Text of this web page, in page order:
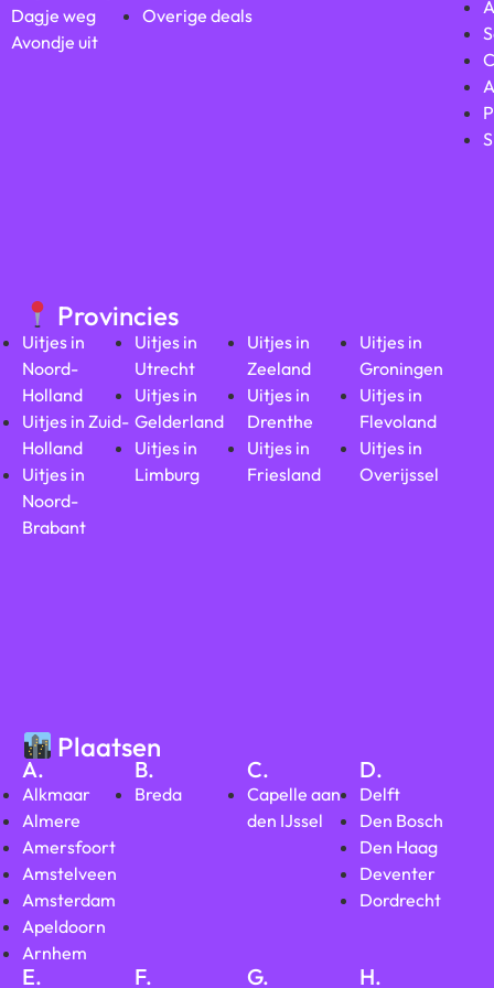
Dagje weg
Avondje uit
Overige deals
Provincies
Uitjes in
Noord-
Holland
Uitjes in Zuid-
Holland
Uitjes in
Noord-
Brabant
Uitjes in
Utrecht
Uitjes in
Gelderland
Uitjes in
Limburg
Uitjes in
Zeeland
Uitjes in
Drenthe
Uitjes in
Friesland
Uitjes in
Groningen
Uitjes in
Flevoland
Uitjes in
Overijssel
Plaatsen
A.
Alkmaar
Almere
Amersfoort
Amstelveen
Amsterdam
Apeldoorn
Arnhem
B.
Breda
C.
Capelle aan
den IJssel
D.
Delft
Den Bosch
Den Haag
Deventer
Dordrecht
E. F. G. H.